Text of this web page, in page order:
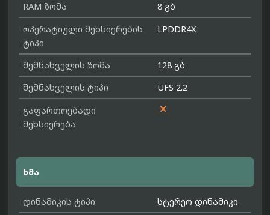
RAM ზომა
8 გბ
ოპერატიული მეხსიერების
ტიპი
LPDDR4X
შემნახველის ზომა
128 გბ
შემნახველის ტიპი
UFS 2.2
გაფართოებადი
მეხსიერება

ხმა
დინამიკის ტიპი
სტერეო დინამიკი